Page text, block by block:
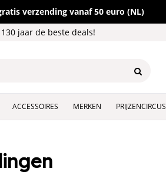
verzending vanaf 50 euro (NL)
jaar de beste deals!
ACCESSOIRES MERKEN PRIJZENCIRCUS